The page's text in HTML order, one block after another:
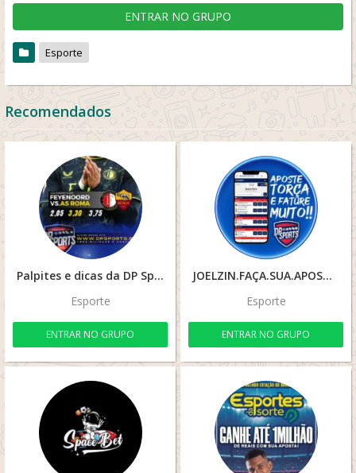
ENTRAR NO GRUPO
Esporte
Recomendados
Palpites e dicas da DP Sport
Esporte
ENTRAR NO GRUPO
JOELZIN.FAÇA.SUA.APOSTA
Esporte
ENTRAR NO GRUPO